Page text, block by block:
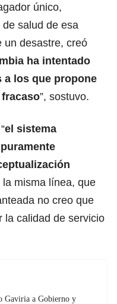
único,
salud de esa
un desastre, creó
ha intentado
a los que propone
”, sostuvo.
el sistema
la misma línea, que
no creo que
la calidad de servicio
Gaviria a Gobierno y